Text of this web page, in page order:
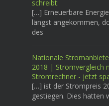
schreibt:
[…] Erneuerbare
längst angekommen,
des
Nationale
2018 | Stromvergleich
Stromrechner - jetzt
[…] ist der Strompreis
gestiegen. Dies hatten